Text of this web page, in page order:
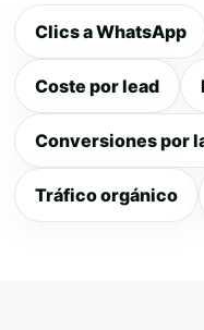
Clics a WhatsApp
Coste por lead
Conversiones por
Tráfico orgánico